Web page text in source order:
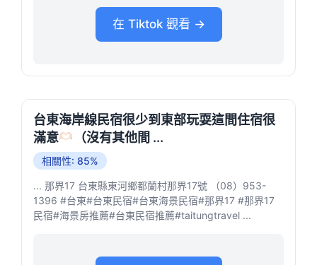
在 Tiktok 觀看 →
台東海岸線民宿很少到東部玩耍這間住宿很
滿意
（沒有其他間 ...
相關性: 85%
... 那界17 台東縣東河鄉都蘭村那界17號 （08）953-
1396 #台東#台東民宿#台東海景民宿#那界17 #那界17
民宿#海景房推薦#台東民宿推薦#taitungtravel ...